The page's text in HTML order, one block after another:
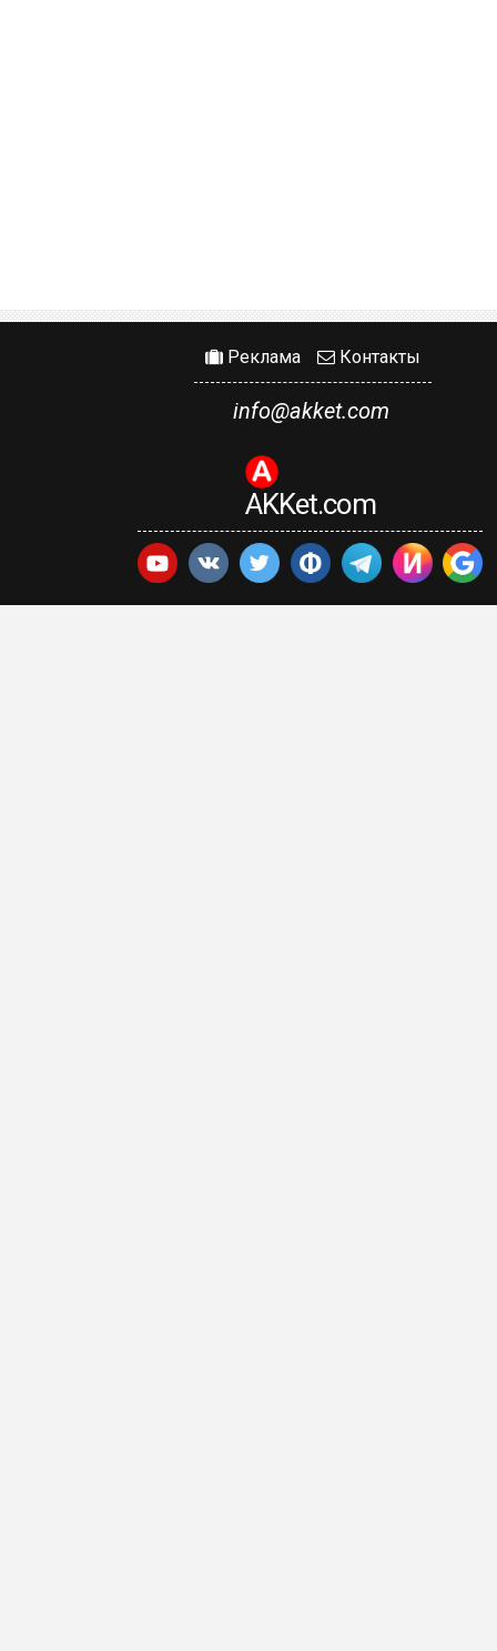
Реклама Контакты
info@akket.com
AKKet.com